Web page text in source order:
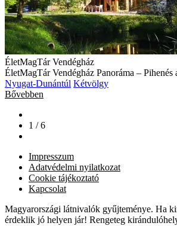
ÉletMagTár Vendégház
ÉletMagTár Vendégház Panoráma – Pihenés
Nyugat-Dunántúl Kétvölgy
Bővebben
1 / 6
Impresszum
Adatvédelmi nyilatkozat
Cookie tájékoztató
Kapcsolat
Magyarországi látnivalók gyűjteménye. Ha
érdeklik jó helyen jár! Rengeteg